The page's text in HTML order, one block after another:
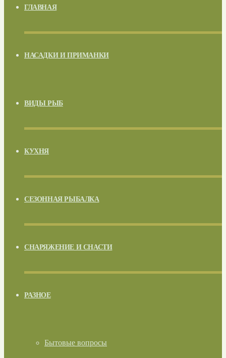
ГЛАВНАЯ
НАСАДКИ И ПРИМАНКИ
ВИДЫ РЫБ
КУХНЯ
СЕЗОННАЯ РЫБАЛКА
СНАРЯЖЕНИЕ И СНАСТИ
РАЗНОЕ
Бытовые вопросы